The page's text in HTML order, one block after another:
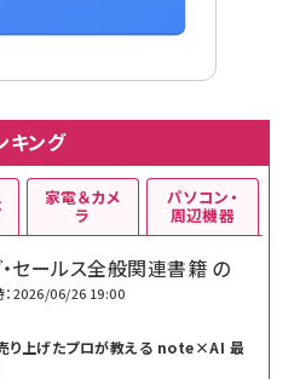
ング
セールス全般関連書籍 の
：2026/06/26 19:00
り上げたプロが教える note×AI 最
家電＆カメ
ラ
パソコン・
周辺機器